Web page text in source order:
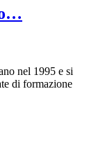
nel 1995 e si
di formazione